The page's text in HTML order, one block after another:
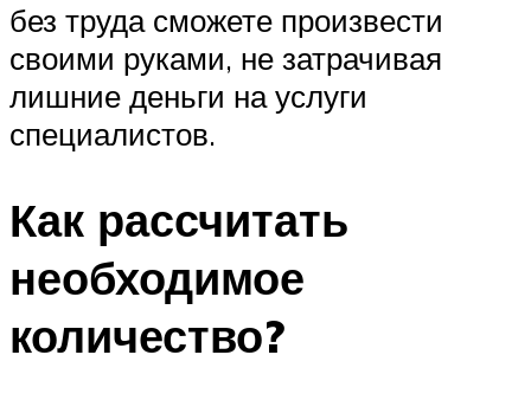
без труда сможете произвести
своими руками, не затрачивая
лишние деньги на услуги
специалистов.
Как рассчитать
необходимое
количество?